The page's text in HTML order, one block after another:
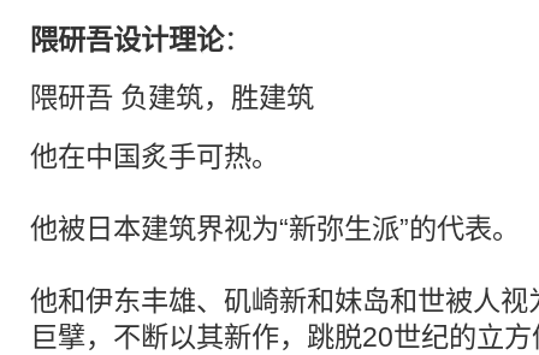
隈研吾设计理论：
隈研吾 负建筑，胜建筑
他在中国炙手可热。
他被日本建筑界视为“新弥生派”的代表。
他和伊东丰雄、矶崎新和妹岛和世被人
巨擘，不断以其新作，跳脱20世纪的立